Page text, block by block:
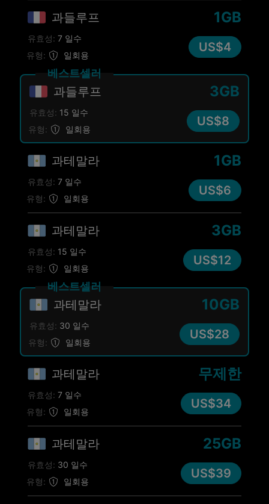
과들루프
유형: 일회용
1GB
유효성: 7 일수
US$4
과들루프
유형: 일회용
3GB
유효성: 15 일수
US$8
베스트셀러
과테말라
유형: 일회용
1GB
유효성: 7 일수
US$6
과테말라
유형: 일회용
3GB
유효성: 15 일수
US$12
과테말라
유형: 일회용
10GB
유효성: 30 일수
US$28
베스트셀러
과테말라
유형: 일회용
무제한
유효성: 7 일수
US$34
과테말라
유형: 일회용
25GB
유효성: 30 일수
US$39